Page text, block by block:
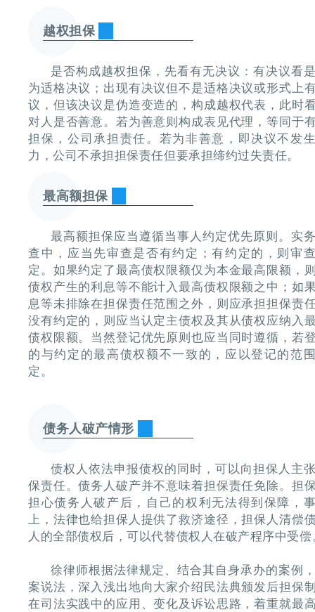
越权担保
是否构成越权担保，先看有无决议：有决议看
为适格决议；出现有决议但不是适格决议或形式上
议，但该决议是伪造变造的，构成越权代表，此时
对人是否善意。若为善意则构成表见代理，等同于
担保，公司承担责任。若为非善意，即决议不发
力，公司不承担担保责任但要承担缔约过失责任。
最高额担保
最高额担保应当遵循当事人约定优先原则。实
查中，应当先审查是否有约定；有约定的，则审
定。如果约定了最高债权限额仅为本金最高限额，
债权产生的利息等不能计入最高债权限额之中；如
息等未排除在担保责任范围之外，则应承担担保责
没有约定的，则应当认定主债权及其从债权应纳入
债权限额。当然登记优先原则也应当同时遵循，若
的与约定的最高债权额不一致的，应以登记的范
定。
债务人破产情形
债权人依法申报债权的同时，可以向担保人主
保责任。债务人破产并不意味着担保责任免除。担
担心债务人破产后，自己的权利无法得到保障，
上，法律也给担保人提供了救济途径，担保人清偿
人的全部债权后，可以代替债权人在破产程序中受偿
徐律师根据法律规定、结合其自身承办的案例
案说法，深入浅出地向大家介绍民法典颁发后担保
在司法实践中的应用、变化及诉讼思路，着重就最